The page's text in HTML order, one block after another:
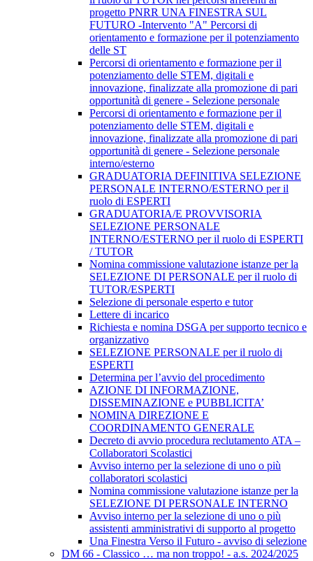
progetto PNRR UNA FINESTRA SUL
FUTURO -Intervento "A" Percorsi di
orientamento e formazione per il potenziamento
delle ST
Percorsi di orientamento e formazione per il
potenziamento delle STEM, digitali e
innovazione, finalizzate alla promozione di pari
opportunità di genere - Selezione personale
Percorsi di orientamento e formazione per il
potenziamento delle STEM, digitali e
innovazione, finalizzate alla promozione di pari
opportunità di genere - Selezione personale
interno/esterno
GRADUATORIA DEFINITIVA SELEZIONE
PERSONALE INTERNO/ESTERNO per il
ruolo di ESPERTI
GRADUATORIA/E PROVVISORIA
SELEZIONE PERSONALE
INTERNO/ESTERNO per il ruolo di ESPERTI
/ TUTOR
Nomina commissione valutazione istanze per la
SELEZIONE DI PERSONALE per il ruolo di
TUTOR/ESPERTI
Selezione di personale esperto e tutor
Lettere di incarico
Richiesta e nomina DSGA per supporto tecnico e
organizzativo
SELEZIONE PERSONALE per il ruolo di
ESPERTI
Determina per l’avvio del procedimento
AZIONE DI INFORMAZIONE,
DISSEMINAZIONE e PUBBLICITA’
NOMINA DIREZIONE E
COORDINAMENTO GENERALE
Decreto di avvio procedura reclutamento ATA –
Collaboratori Scolastici
Avviso interno per la selezione di uno o più
collaboratori scolastici
Nomina commissione valutazione istanze per la
SELEZIONE DI PERSONALE INTERNO
Avviso interno per la selezione di uno o più
assistenti amministrativi di supporto al progetto
Una Finestra Verso il Futuro - avviso di selezione
DM 66 - Classico … ma non troppo! - a.s. 2024/2025